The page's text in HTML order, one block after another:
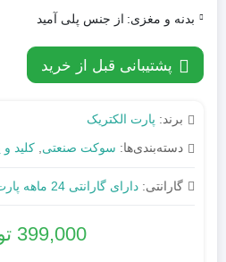
بدنه و مغزی: از جنس پلی آمید
پشتیبانی قبل از خرید
برند: پارت الکتریک
دسته‌بندی‌ها: سوکت صنعتی کلید و
گارانتی: دارای گارانتی 24 ماهه پارت الکتریک
399,000